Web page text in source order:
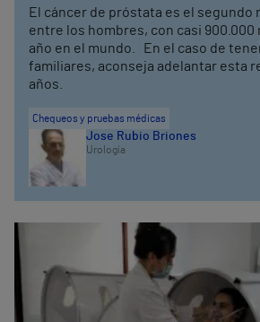
El cáncer de próstata es el segundo
entre los hombres, con casi 900.000
año en el mundo. En el caso de
familiares, aconseja adelantar esta
años.
Chequeos y pruebas médicas
Jose Rubio Briones
Urología